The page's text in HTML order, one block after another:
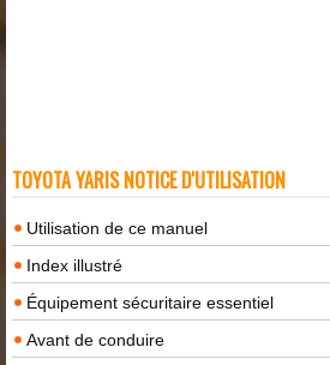
TOYOTA YARIS NOTICE D'UTILISATION
Utilisation de ce manuel
Index illustré
Équipement sécuritaire essentiel
Avant de conduire